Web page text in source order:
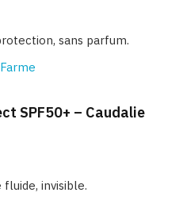
sans parfum.
SPF50+ – Caudalie
fluide, invisible.